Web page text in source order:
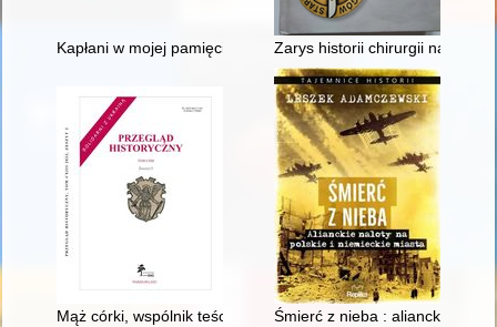
Kapłani w mojej pamięci Zarys historii chirurgii na
Mąż córki, wspólnik teściów czy zagrożenie dla rodziny? : o
Śmierć z nieba : alianckie